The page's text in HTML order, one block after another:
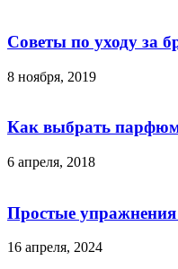
Советы по уходу за
8 ноября, 2019
Как выбрать
6 апреля, 2018
Простые
16 апреля, 2024